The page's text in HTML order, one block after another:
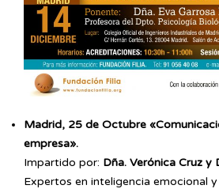
Madrid, 25 de Octubre
empresa».
Impartido por: Dña. Verónica Cruz y
Expertos en inteligencia emocional